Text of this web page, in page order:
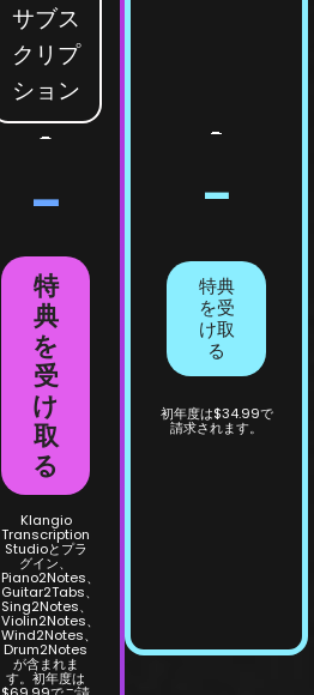
サブス
クリプ
ション
-
-
特
典
を
受
け
取
る
Klangio
Transcription
Studioとプラ
グイン、
Piano2Notes、
Guitar2Tabs、
Sing2Notes、
Violin2Notes、
Wind2Notes、
Drum2Notes
が含まれま
す。初年度は
-
-
特典
を受
け取
る
初年度は$34.99で
請求されます。